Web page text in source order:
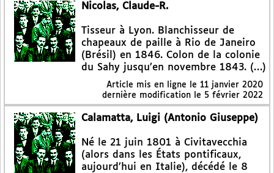
Nicolas, Claude-R.
Tisseur à Lyon. Blanchisseur de
chapeaux de paille à Rio de Janeiro
(Brésil) en 1846. Colon de la colonie
du Sahy jusqu’en novembre 1843. (…)
Article mis en ligne le 11 janvier 2020
dernière modification le 5 février 2022
Calamatta, Luigi (Antonio Giuseppe)
Né le 21 juin 1801 à Civitavecchia
(alors dans les États pontificaux,
aujourd’hui en Italie), décédé le 8